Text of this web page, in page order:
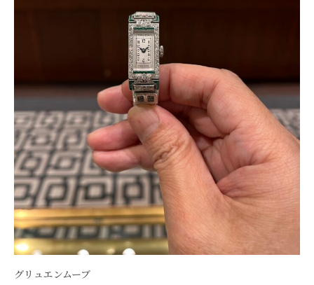
グリュエンムーブ